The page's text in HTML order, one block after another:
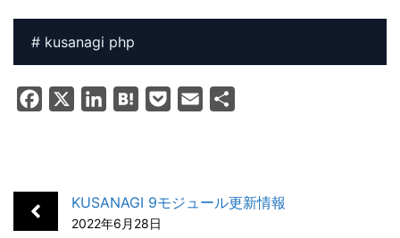
# kusanagi php
e
d
n
a
e
l
KUSANAGI 9モジュール更新情報
2022年6月28日